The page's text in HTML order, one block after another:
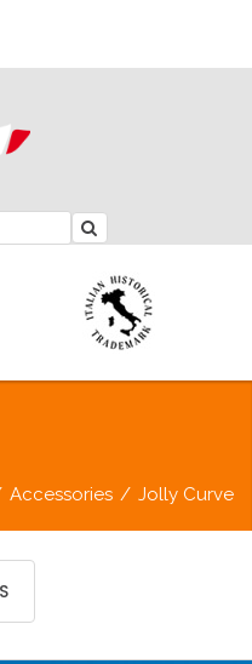
Accessories / Jolly Curve